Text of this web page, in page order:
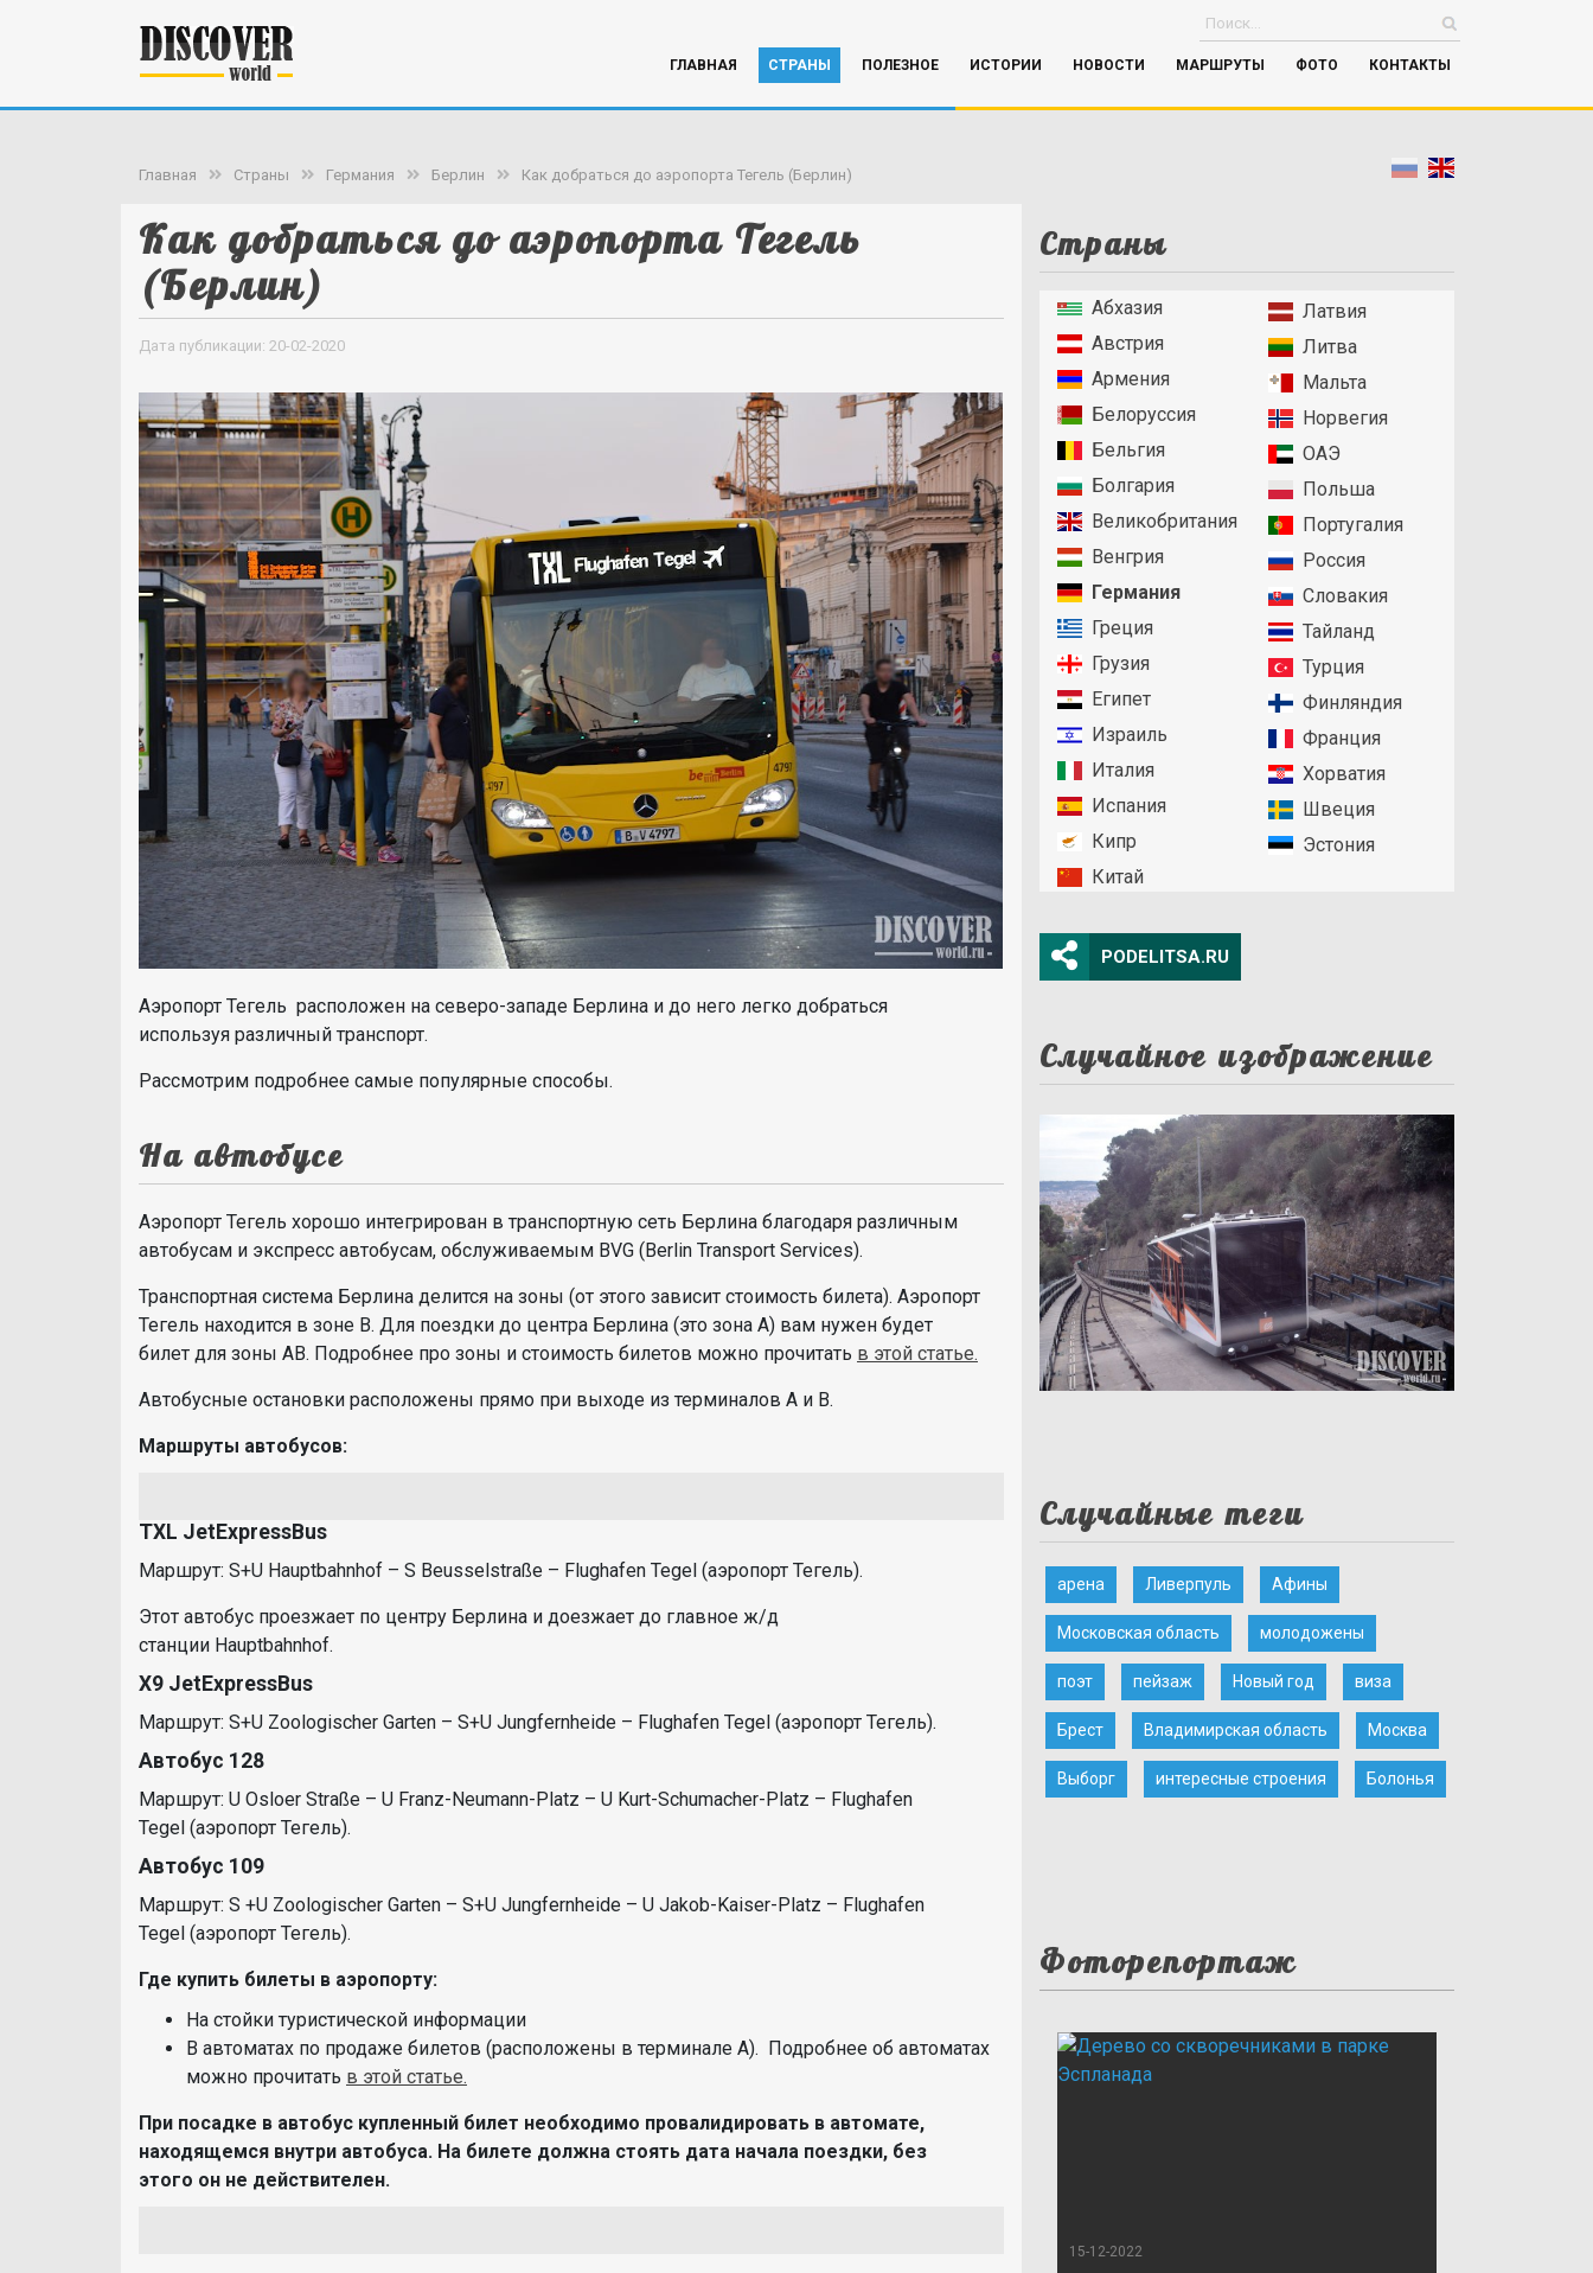
ГЛАВНАЯ СТРАНЫ ПОЛЕЗНОЕ ИСТОРИИ НОВОСТИ МАРШРУТЫ ФОТО КОНТАКТЫ
Главная Страны Германия Берлин Как добраться до аэропорта Тегель (Берлин)
Как добраться до аэропорта Тегель
(Берлин)
Дата публикации: 20-02-2020
Аэропорт Тегель расположен на северо-западе Берлина и до него легко добраться
используя различный транспорт.
Рассмотрим подробнее самые популярные способы.
На автобусе
Аэропорт Тегель хорошо интегрирован в транспортную сеть Берлина благодаря различным
автобусам и экспресс автобусам, обслуживаемым BVG (Berlin Transport Services).
Транспортная система Берлина делится на зоны (от этого зависит стоимость билета). Аэропорт
Тегель находится в зоне B. Для поездки до центра Берлина (это зона А) вам нужен будет
билет для зоны AB. Подробнее про зоны и стоимость билетов можно прочитать в этой статье.
Автобусные остановки расположены прямо при выходе из терминалов A и B.
Маршруты автобусов:
TXL JetExpressBus
Маршрут: S+U Hauptbahnhof – S Beusselstraße – Flughafen Tegel (аэропорт Тегель).
Этот автобус проезжает по центру Берлина и доезжает до главное ж/д
станции Hauptbahnhof.
X9 JetExpressBus
Маршрут: S+U Zoologischer Garten – S+U Jungfernheide – Flughafen Tegel (аэропорт Тегель).
Автобус 128
Маршрут: U Osloer Straße – U Franz-Neumann-Platz – U Kurt-Schumacher-Platz – Flughafen
Tegel (аэропорт Тегель).
Автобус 109
Маршрут: S +U Zoologischer Garten – S+U Jungfernheide – U Jakob-Kaiser-Platz – Flughafen
Tegel (аэропорт Тегель).
Где купить билеты в аэропорту:
На стойки туристической информации
В автоматах по продаже билетов (расположены в терминале А). Подробнее об автоматах
можно прочитать в этой статье.
При посадке в автобус купленный билет необходимо провалидировать в автомате,
находящемся внутри автобуса. На билете должна стоять дата начала поездки, без
этого он не действителен.
Страны
Абхазия
Австрия
Армения
Белоруссия
Бельгия
Болгария
Великобритания
Венгрия
Германия
Греция
Грузия
Египет
Израиль
Италия
Испания
Кипр
Китай
Латвия
Литва
Мальта
Норвегия
ОАЭ
Польша
Португалия
Россия
Словакия
Тайланд
Турция
Финляндия
Франция
Хорватия
Швеция
Эстония
PODELITSA.RU
Случайное изображение
Случайные теги
арена Ливерпуль Афины
Московская область молодожены
поэт пейзаж Новый год виза
Брест Владимирская область Москва
Выборг интересные строения Болонья
Фоторепортаж
15-12-2022